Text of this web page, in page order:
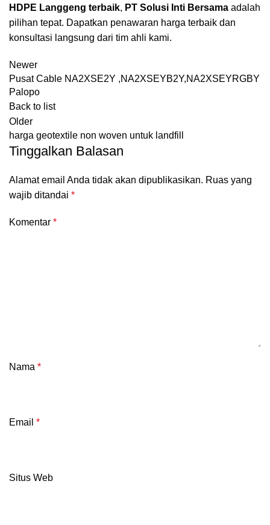
HDPE Langgeng terbaik, PT Solusi Inti Bersama adalah
pilihan tepat. Dapatkan penawaran harga terbaik dan
konsultasi langsung dari tim ahli kami.
Newer
Pusat Cable NA2XSE2Y ,NA2XSEYB2Y,NA2XSEYRGBY
Palopo
Back to list
Older
harga geotextile non woven untuk landfill
Tinggalkan Balasan
Alamat email Anda tidak akan dipublikasikan. Ruas yang
wajib ditandai *
Komentar *
Nama *
Email *
Situs Web